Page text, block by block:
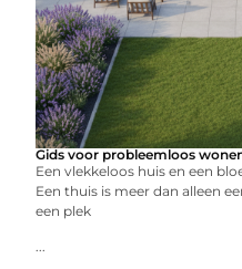
Gids voor probleemloos
Een vlekkeloos huis en een
Een thuis is meer dan alleen
een plek
...